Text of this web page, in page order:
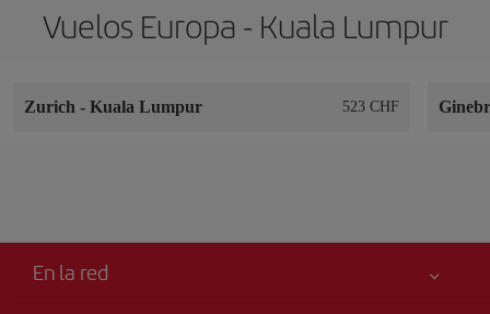
Vuelos Europa - Kuala Lumpur
Zurich - Kuala Lumpur 523 CHF
En la red